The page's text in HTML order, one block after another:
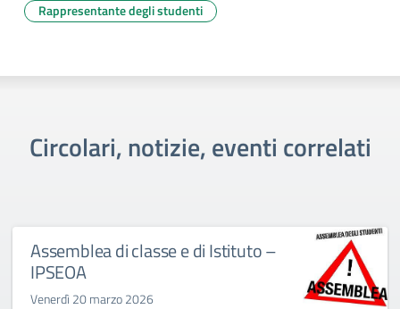
Rappresentante degli studenti
Circolari, notizie, eventi correlati
Assemblea di classe e di Istituto –
IPSEOA
Venerdì 20 marzo 2026